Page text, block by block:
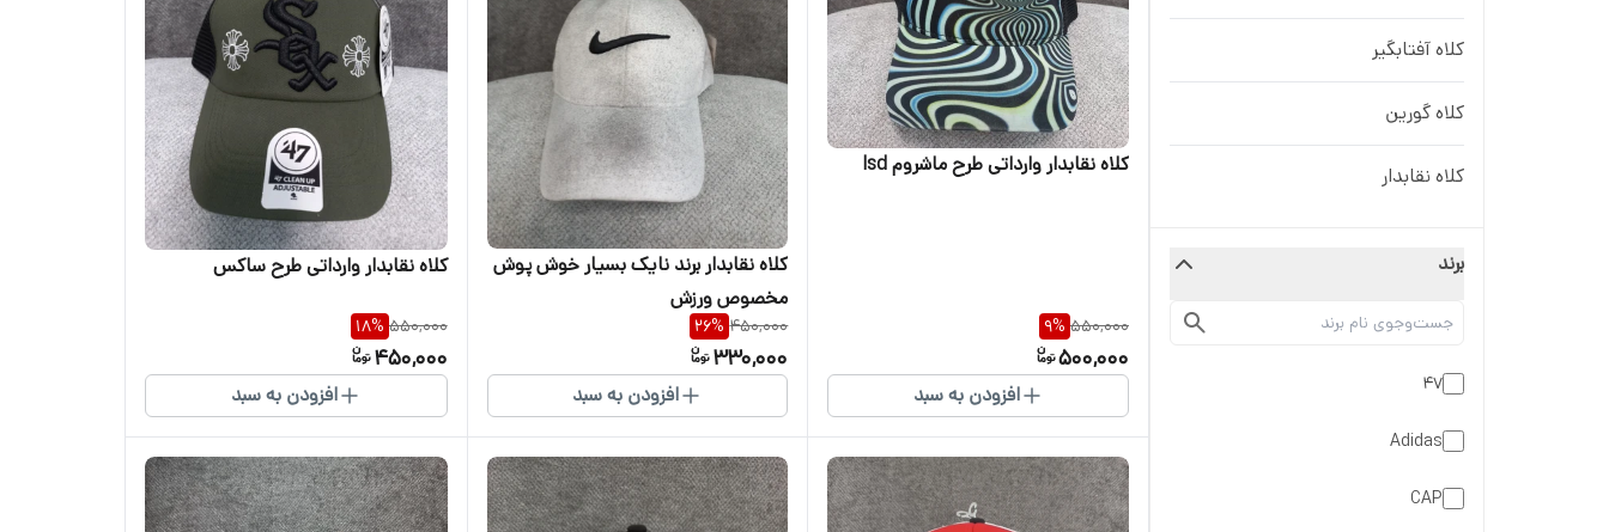
کلاه آفتابگیر
کلاه گورین
کلاه نقابدار
برند
47
Adidas
CAP
کلاه نقابدار وارداتی طرح ماشروم lsd
550,000
9%
500,000
افزودن به سبد
کلاه نقابدار برند نایک بسیار خوش پوش
مخصوص ورزش
450,000
26%
330,000
افزودن به سبد
کلاه نقابدار وارداتی طرح ساکس
550,000
18%
450,000
افزودن به سبد